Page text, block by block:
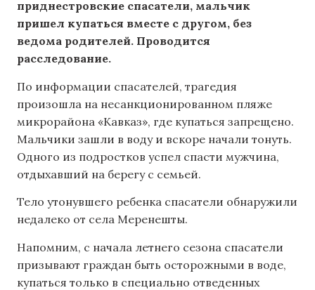
приднестровские спасатели, мальчик
пришел купаться вместе с другом, без
ведома родителей. Проводится
расследование.
По информации спасателей, трагедия
произошла на несанкционированном пляже
микрорайона «Кавказ», где купаться запрещено.
Мальчики зашли в воду и вскоре начали тонуть.
Одного из подростков успел спасти мужчина,
отдыхавший на берегу с семьей.
Тело утонувшего ребенка спасатели обнаружили
недалеко от села Меренешты.
Напомним, с начала летнего сезона спасатели
призывают граждан быть осторожными в воде,
купаться только в специально отведенных